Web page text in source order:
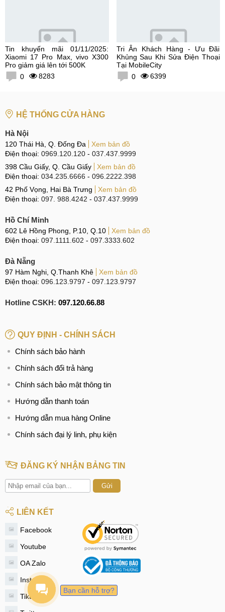
Tin khuyến mãi 01/11/2025:
Xiaomi 17 Pro Max, vivo X300
Pro giảm giá lên tới 500K
0
8283
Tri Ân Khách Hàng - Ưu Đãi
Khủng Sau Khi Sửa Điện Thoại
Tại MobileCity
0
6399
HỆ THỐNG CỬA HÀNG
Hà Nội
120 Thái Hà, Q. Đống Đa
Xem bản đồ
Điện thoại: 0969.120.120 - 037.437.9999
398 Cầu Giấy, Q. Cầu Giấy
Xem bản đồ
Điện thoại: 034.235.6666 - 096.2222.398
42 Phố Vọng, Hai Bà Trưng
Xem bản đồ
Điện thoại: 097. 988.4242 - 037.437.9999
Hồ Chí Minh
602 Lê Hồng Phong, P.10, Q.10
Xem bản đồ
Điện thoại: 097.1111.602 - 097.3333.602
Đà Nẵng
97 Hàm Nghi, Q.Thanh Khê
Xem bản đồ
Điện thoại: 096.123.9797 - 097.123.9797
Hotline CSKH: 097.120.66.88
QUY ĐỊNH - CHÍNH SÁCH
Chính sách bảo hành
Chính sách đổi trả hàng
Chính sách bảo mật thông tin
Hướng dẫn thanh toán
Hướng dẫn mua hàng Online
Chính sách đại lý linh, phụ kiện
ĐĂNG KÝ NHẬN BẢNG TIN
Gửi
LIÊN KẾT
Facebook
Youtube
OA Zalo
Instagram
Tiktok
Bạn cần hỗ trợ?